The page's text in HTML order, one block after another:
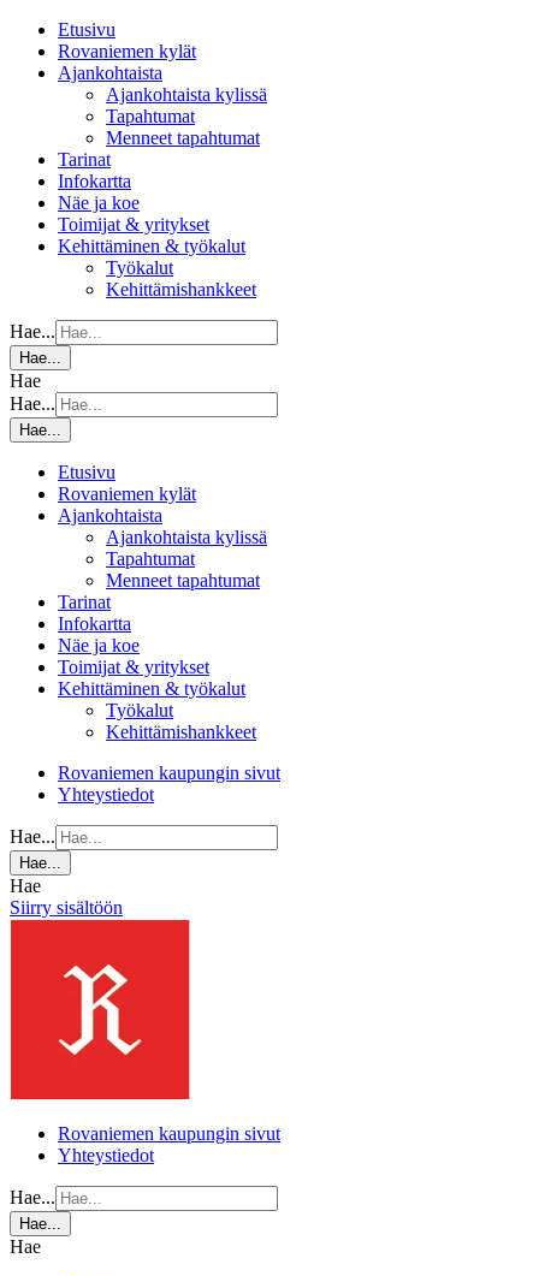
Etusivu
Rovaniemen kylät
Ajankohtaista
Ajankohtaista kylissä
Tapahtumat
Menneet tapahtumat
Tarinat
Infokartta
Näe ja koe
Toimijat & yritykset
Kehittäminen & työkalut
Työkalut
Kehittämishankkeet
Hae...
Hae...
Hae
Hae...
Hae...
Etusivu
Rovaniemen kylät
Ajankohtaista
Ajankohtaista kylissä
Tapahtumat
Menneet tapahtumat
Tarinat
Infokartta
Näe ja koe
Toimijat & yritykset
Kehittäminen & työkalut
Työkalut
Kehittämishankkeet
Rovaniemen kaupungin sivut
Yhteystiedot
Hae...
Hae...
Hae
Siirry sisältöön
Rovaniemen kaupungin sivut
Yhteystiedot
Hae...
Hae...
Hae